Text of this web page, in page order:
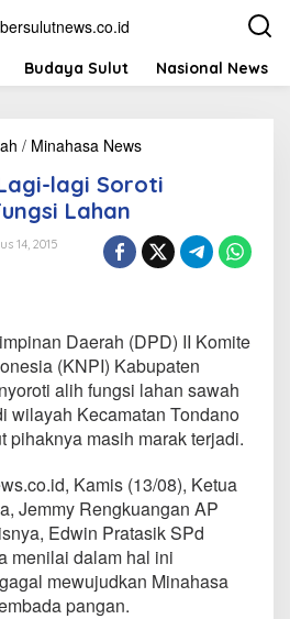
Budaya Sulut Nasional News
/ Minahasa News
P
i
n
s
a
L
a
g
i
l
a
g
i
S
o
lagi Soroti
Lahan
14, 2015
Daerah (DPD) II Komite
(KNPI) Kabupaten
alih fungsi lahan sawah
wilayah Kecamatan Tondano
pihaknya masih marak terjadi.
Kamis (13/08), Ketua
Jemmy Rengkuangan AP
Edwin Pratasik SPd
menilai dalam hal ini
mewujudkan Minahasa
pangan.